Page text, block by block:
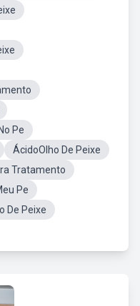
Pe
ÁcidoOlho De Peixe
Tratamento
Pe
De Peixe